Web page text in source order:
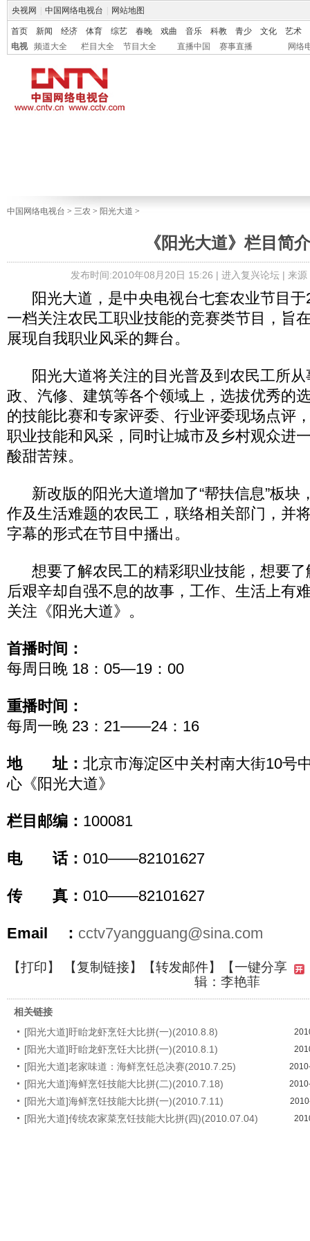
央视网 中国网络电视台 网站地图
首页 新闻 经济 体育 综艺 春晚 戏曲 音乐 科教 青少 文化
艺术
电视
频道大全 栏目大全 节目大全 直播中国 赛事直播 网络
中国网络电视台 > 三农 > 阳光大道 >
《阳光大道》栏目简介
发布时间:2010年08月20日 15:26 | 进入复兴论坛| 来源
阳光大道，是中央电视台七套农业节目于
一档关注农民工职业技能的竞赛类节目，旨
展现自我职业风采的舞台。
阳光大道将关注的目光普及到农民工所从
政、汽修、建筑等各个领域上，选拔优秀的
的技能比赛和专家评委、行业评委现场点评
职业技能和风采，同时让城市及乡村观众进
酸甜苦辣。
新改版的阳光大道增加了“帮扶信息”板块
作及生活难题的农民工，联络相关部门，并
字幕的形式在节目中播出。
想要了解农民工的精彩职业技能，想要了
后艰辛却自强不息的故事，工作、生活上有
关注《阳光大道》。
首播时间：
每周日晚 18：05—19：00
重播时间：
每周一晚 23：21——24：16
地 址： 北京市海淀区中关村南大街10号
心《阳光大道》
栏目邮编： 100081
电 话： 010——82101627
传 真： 010——82101627
Email ： cctv7yangguang@sina.com
【打印】 【复制链接】【转发邮件】
【一键分享
辑：李艳菲
相关链接
[阳光大道]盱眙龙虾烹饪大比拼(一)(2010.8.8)
[阳光大道]盱眙龙虾烹饪大比拼(一)(2010.8.1)
[阳光大道]老家味道：海鲜烹饪总决赛(2010.7.25)
[阳光大道]海鲜烹饪技能大比拼(二)(2010.7.18)
[阳光大道]海鲜烹饪技能大比拼(一)(2010.7.11)
[阳光大道]传统农家菜烹饪技能大比拼(四)(2010.07.04)